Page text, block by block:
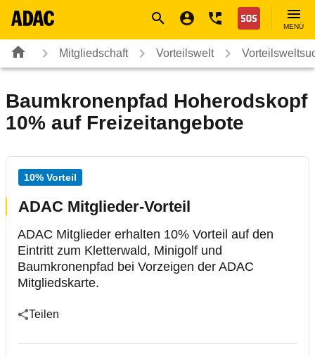
Nothilfe
MENÜ
Mitgliedschaft Vorteilswelt
Baumkronenpfad Hoherodskopf
10% auf Freizeitangebote
10% Vorteil
ADAC Mitglieder-Vorteil
ADAC Mitglieder erhalten 10% Vorteil auf den
Eintritt zum Kletterwald, Minigolf und
Baumkronenpfad bei Vorzeigen der ADAC
Mitgliedskarte.
Teilen